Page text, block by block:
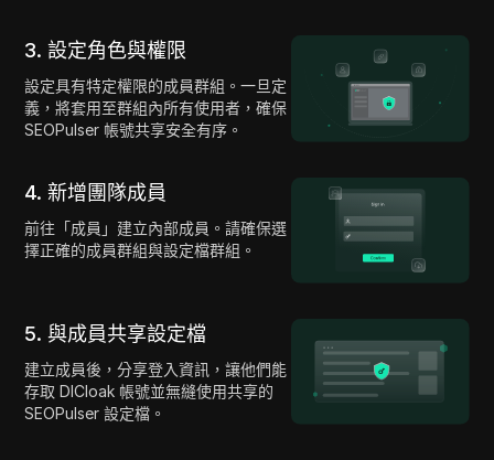
3. 設定角色與權限
設定具有特定權限的成員群組。一旦定
義，將套用至群組內所有使用者，確保
SEOPulser 帳號共享安全有序。
4. 新增團隊成員
前往「成員」建立內部成員。請確保選
擇正確的成員群組與設定檔群組。
5. 與成員共享設定檔
建立成員後，分享登入資訊，讓他們能
存取 DICloak 帳號並無縫使用共享的
SEOPulser 設定檔。